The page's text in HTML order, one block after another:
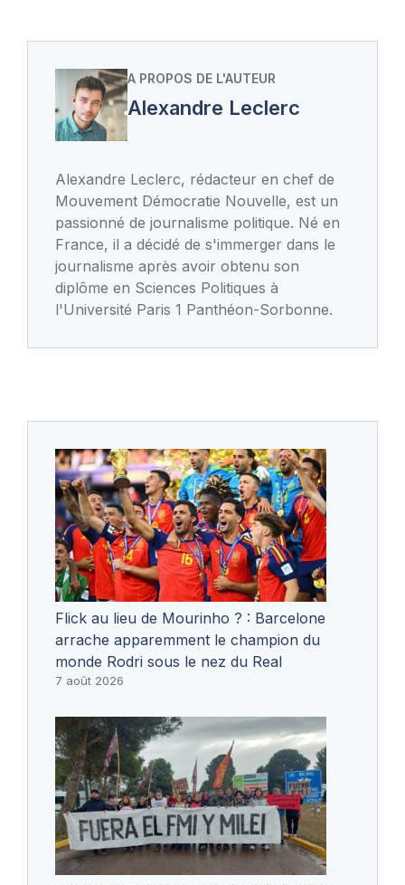
A PROPOS DE L'AUTEUR
Alexandre Leclerc
Alexandre Leclerc, rédacteur en chef de
Mouvement Démocratie Nouvelle, est un
passionné de journalisme politique. Né en
France, il a décidé de s'immerger dans le
journalisme après avoir obtenu son
diplôme en Sciences Politiques à
l'Université Paris 1 Panthéon-Sorbonne.
Flick au lieu de Mourinho ? : Barcelone
arrache apparemment le champion du
monde Rodri sous le nez du Real
7 août 2026